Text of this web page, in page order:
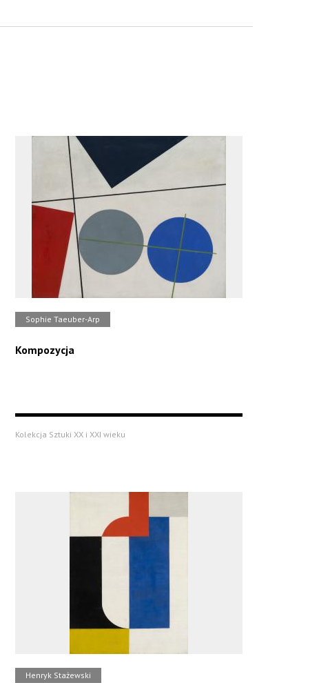
Sophie Taeuber-Arp
Kompozycja
Kolekcja Sztuki XX i XXI wieku
Henryk Stażewski